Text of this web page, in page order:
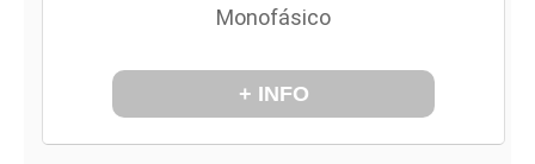
Monofásico
+ INFO